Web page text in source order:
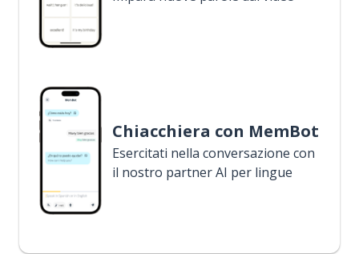
Chiacchiera con MemBot
Esercitati nella conversazione con
il nostro partner AI per lingue